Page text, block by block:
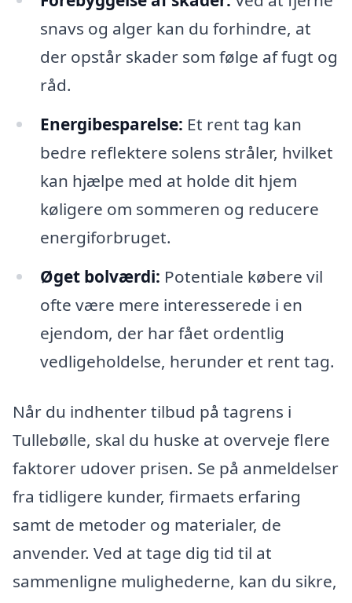
snavs og alger kan du forhindre, at
der opstår skader som følge af fugt og
råd.
Energibesparelse: Et rent tag kan
bedre reflektere solens stråler, hvilket
kan hjælpe med at holde dit hjem
køligere om sommeren og reducere
energiforbruget.
Øget bolværdi: Potentiale købere vil
ofte være mere interesserede i en
ejendom, der har fået ordentlig
vedligeholdelse, herunder et rent tag.
Når du indhenter tilbud på tagrens i
Tullebølle, skal du huske at overveje flere
faktorer udover prisen. Se på anmeldelser
fra tidligere kunder, firmaets erfaring
samt de metoder og materialer, de
anvender. Ved at tage dig tid til at
sammenligne mulighederne, kan du sikre,